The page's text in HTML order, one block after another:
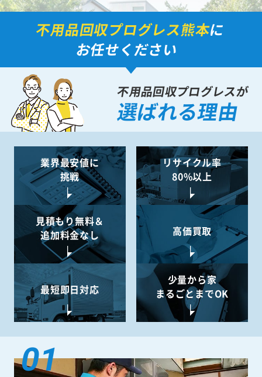
不用品回収プログレス熊本に
お任せください
不用品回収プログレスが
選ばれる理由
業界最安値に
挑戦
リサイクル率
80%以上
見積もり無料＆
追加料金なし
高価買取
最短即日対応
少量から家
まるごとまでOK